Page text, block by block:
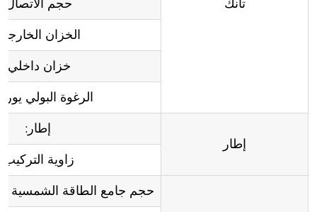
الخزان
خزان داخلي:
الرغوة البولي
إطار
إطار:
زاوية التركيب:
حجم جامع الطاقة الشمسية